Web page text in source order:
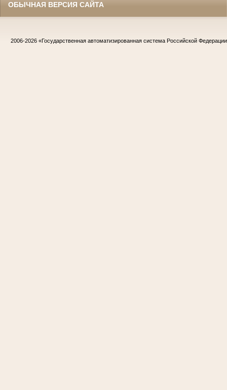
ОБЫЧНАЯ ВЕРСИЯ САЙТА
2006-2026 «Государственная автоматизированная система Российской